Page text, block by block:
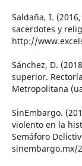
Saldaña, I.
sacerdotes y
http://
Sánchez, D.
superior.
Metropolitana
SinEmbargo.
violento en la
Semáforo
sinembargo.mx/